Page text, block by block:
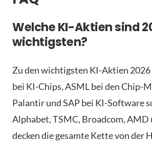
Welche KI-Aktien sind
wichtigsten?
Zu den wichtigsten KI-Aktien
bei KI-Chips, ASML bei den Chip-
Palantir und SAP bei KI-Software
Alphabet, TSMC, Broadcom, AMD
decken die gesamte Kette von der